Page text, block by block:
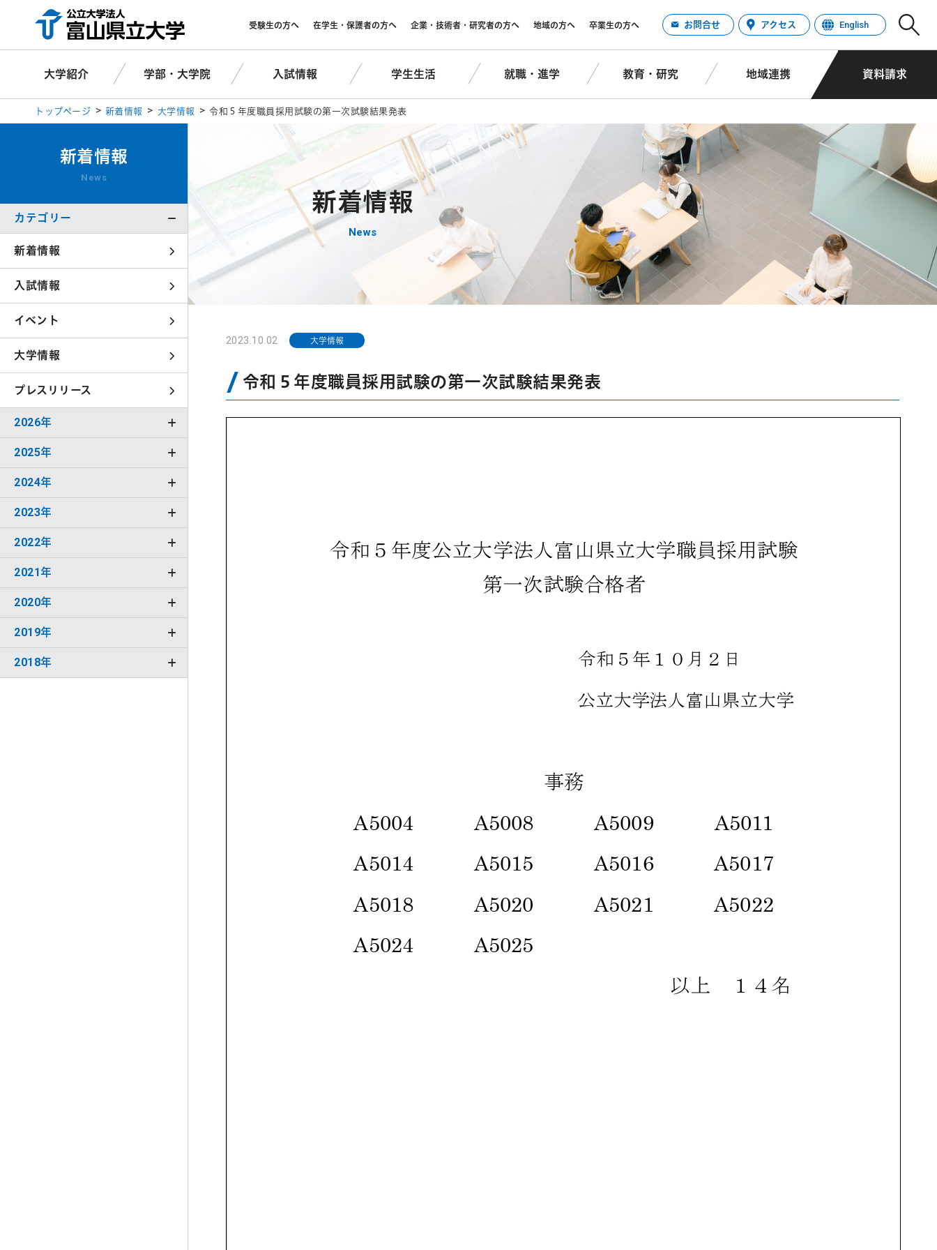
受験生の方へ 在学生・保護者の方へ 企業・技術者・研究者の方へ 地域の方へ 卒業生の方へ お問合せ アクセス English
大学紹介 学部・大学院 入試情報 学生生活 就職・進学 教育・研究 地域連携 資料請求
トップページ 新着情報 大学情報 令和５年度職員採用試験の第一次試験結果発表
新着情報
News
カテゴリー
新着情報
入試情報
イベント
大学情報
プレスリリース
2026年
2025年
2024年
2023年
2022年
2021年
2020年
2019年
2018年
新着情報
News
2023.10.02 大学情報
令和５年度職員採用試験の第一次試験結果発表